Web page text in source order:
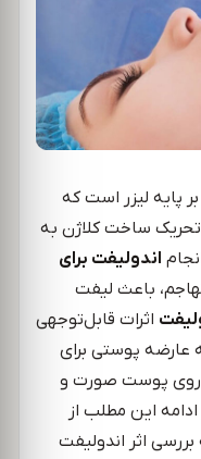
پایه لیزر است که
ساخت کلاژن به
اندولیفت برای
باعث لیفت
اثرات قابل‌توجهی
عارضه پوستی برای
روی پوست صورت و
این مطلب از
بررسی اثر اندولیفت